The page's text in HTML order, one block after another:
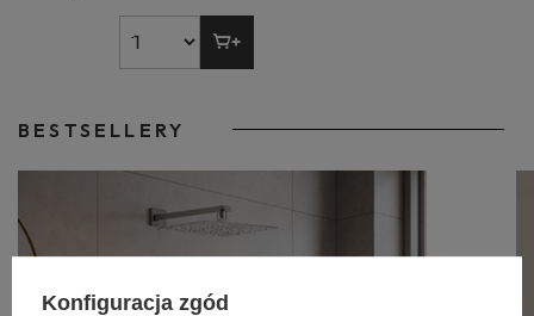
BESTSELLERY
Konfiguracja zgód